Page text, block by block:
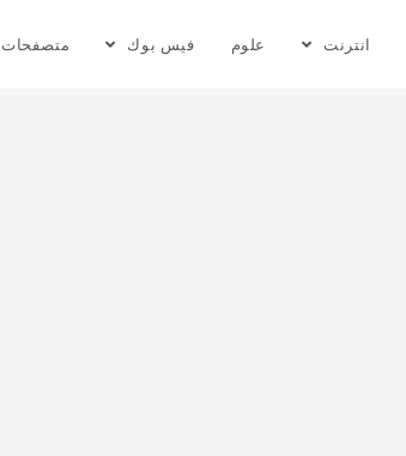
انترنت علوم فيس بوك متصفحات